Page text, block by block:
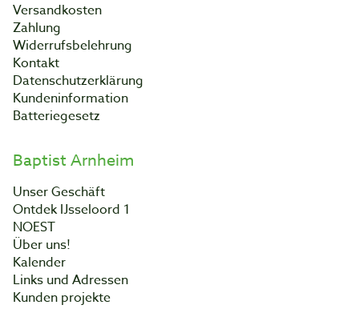
Versandkosten
Zahlung
Widerrufsbelehrung
Kontakt
Datenschutzerklärung
Kundeninformation
Batteriegesetz
Baptist Arnheim
Unser Geschäft
Ontdek IJsseloord 1
NOEST
Über uns!
Kalender
Links und Adressen
Kunden projekte